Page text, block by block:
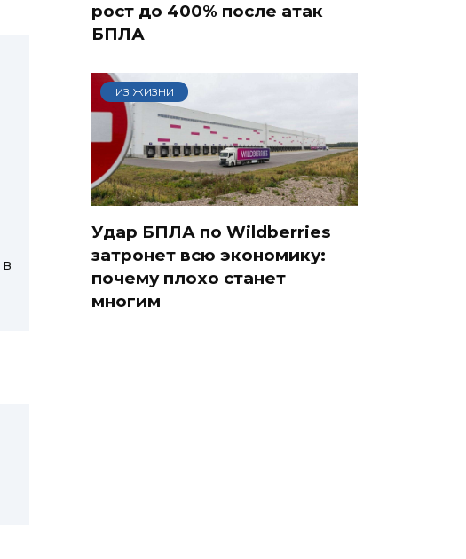
в
рост до 400% после атак
БПЛА
ИЗ ЖИЗНИ
Удар БПЛА по Wildberries
затронет всю экономику:
почему плохо станет
многим